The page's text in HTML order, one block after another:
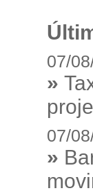
07/
»
07/
»